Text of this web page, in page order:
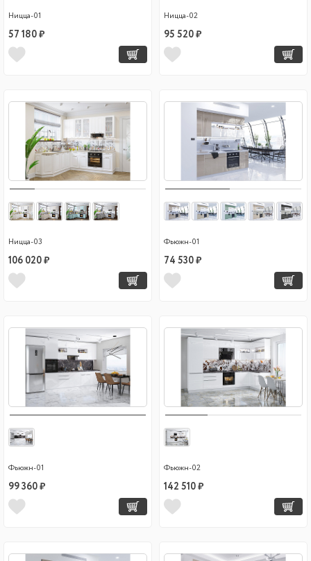
Ницца-01
57 180 ₽
Ницца-02
95 520 ₽
Ницца-03
106 020 ₽
Фьюжн-01
74 530 ₽
Фьюжн-01
99 360 ₽
Фьюжн-02
142 510 ₽